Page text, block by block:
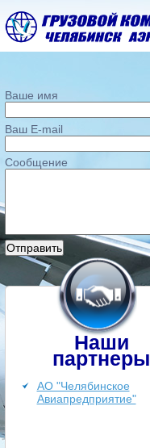
Ваше имя
Ваш E-mail
Сообщение
Наши
партнеры
АО "Челябинское
Авиапредприятие"